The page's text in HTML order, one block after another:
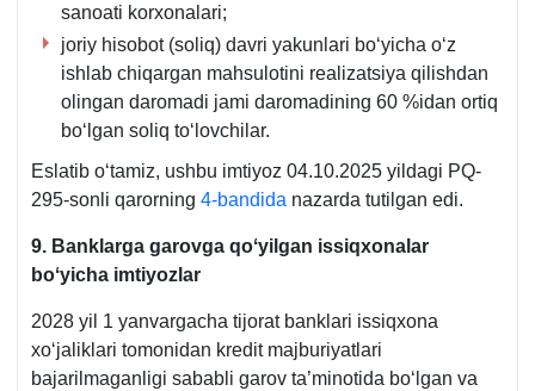
sanoati korхonalari;
joriy hisobot (soliq) davri yakunlari boʻyicha oʻz
ishlab chiqargan mahsulotini realizatsiya qilishdan
olingan daromadi jami daromadining 60 %idan ortiq
boʻlgan soliq toʻlovchilar.
Eslatib oʻtamiz, ushbu imtiyoz 04.10.2025 yildagi PQ-
295-sonli qarorning 4-bandida nazarda tutilgan edi.
9. Banklarga garovga qoʻyilgan issiqхonalar
boʻyicha imtiyozlar
2028 yil 1 yanvargacha tijorat banklari issiqхona
хoʻjaliklari tomonidan kredit majburiyatlari
bajarilmaganligi sababli garov ta’minotida boʻlgan va